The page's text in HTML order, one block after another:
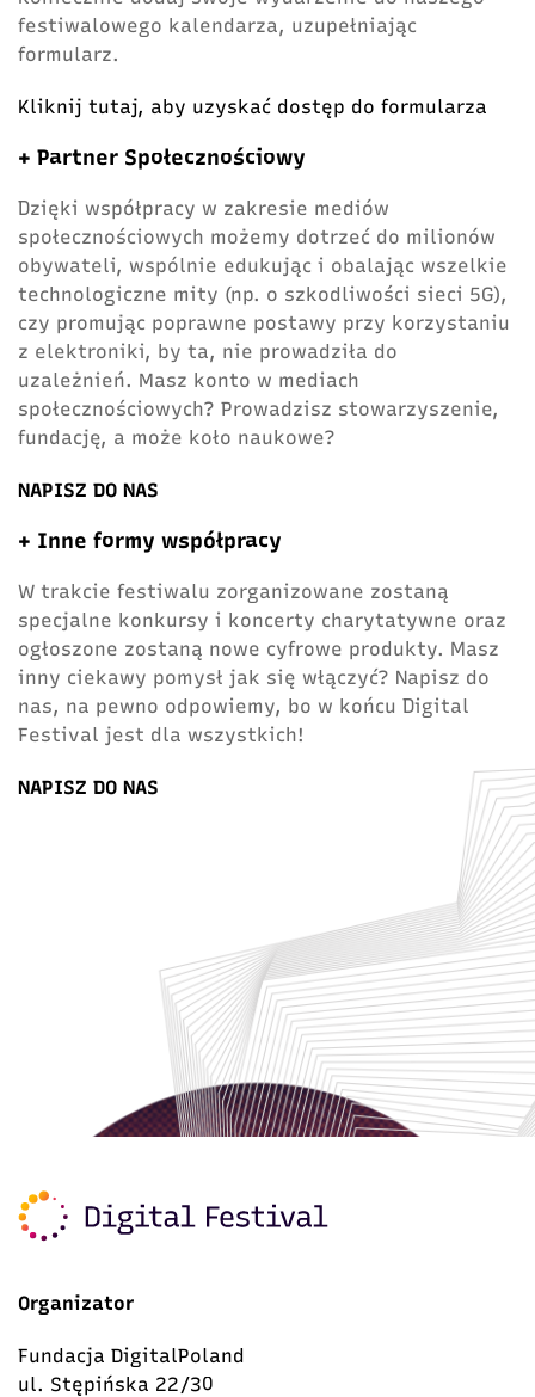
festiwalowego kalendarza, uzupełniając
formularz.
Kliknij tutaj, aby uzyskać dostęp do formularza
+ Partner Społecznościowy
Dzięki współpracy w zakresie mediów
społecznościowych możemy dotrzeć do milionów
obywateli, wspólnie edukując i obalając wszelkie
technologiczne mity (np. o szkodliwości sieci 5G),
czy promując poprawne postawy przy korzystaniu
z elektroniki, by ta, nie prowadziła do
uzależnień. Masz konto w mediach
społecznościowych? Prowadzisz stowarzyszenie,
fundację, a może koło naukowe?
NAPISZ DO NAS
+ Inne formy współpracy
W trakcie festiwalu zorganizowane zostaną
specjalne konkursy i koncerty charytatywne oraz
ogłoszone zostaną nowe cyfrowe produkty. Masz
inny ciekawy pomysł jak się włączyć? Napisz do
nas, na pewno odpowiemy, bo w końcu Digital
Festival jest dla wszystkich!
NAPISZ DO NAS
Organizator
Fundacja DigitalPoland
ul. Stępińska 22/30